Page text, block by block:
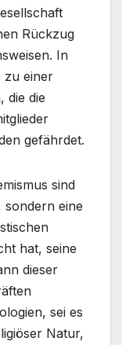
Rückzug
In
zu einer
die die
gefährdet.
sind
sondern eine
hat, seine
dieser
sei es
Natur,